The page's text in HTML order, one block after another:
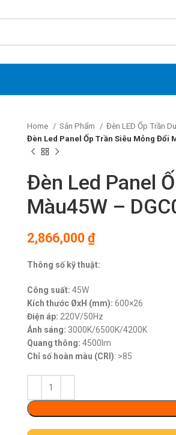
Home Sản Phẩm
Đèn LED Ốp Trần
Đèn Led Panel Ốp Trần Siêu Mỏng Đổi
Đèn Led Panel
Màu45W –
2,866,000 ₫
Thông số kỹ thuật:
Công suất: 45W
Kích thước ØxH (mm): 600×26
Điện áp: 220V/50Hz
Ánh sáng: 3000K/6500K/4200K
Quang thông: 4500lm
Chỉ số hoàn màu (CRI): >85